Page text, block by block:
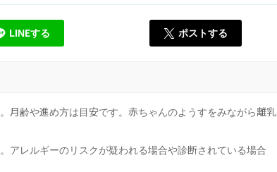
LINEする ポストする
月齢や進め方は目安です。赤ちゃんのようすをみながら離乳
アレルギーのリスクが疑われる場合や診断されている場合